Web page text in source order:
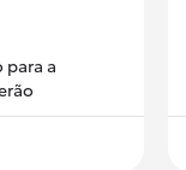
para a